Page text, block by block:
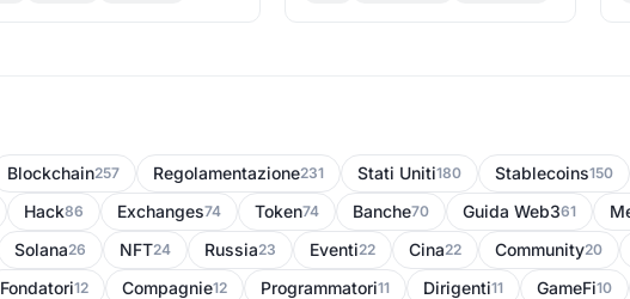
Blockchain257 Regolamentazione231 Stati Uniti180 Stablecoins150
Hack86 Exchanges74 Token74 Banche70 Guida Web361
Solana26 NFT24 Russia23 Eventi22 Cina22 Community20
Fondatori12 Compagnie12 Programmatori11 Dirigenti11 GameFi10